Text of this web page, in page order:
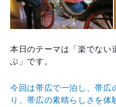
本日のテーマは「楽でない
ぶ」です。
今回は帯広で一泊し、帯広
り、帯広の素晴らしさを